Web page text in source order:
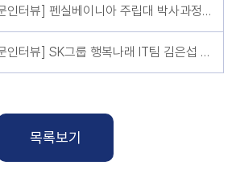
[동문인터뷰] 펜실베이니아 주립대 박사과정 진학 김동훈 동문 (전기공학과 18학번)
[동문인터뷰] SK그룹 행복나래 IT팀 김은섭 개발자 (컴퓨터공학부 20학번)
목록보기